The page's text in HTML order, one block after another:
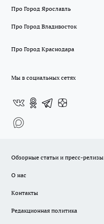
Про Город Ярославль
Про Город Владивосток
Про Город Краснодара
Мы в социальных сетях
Обзорные статьи и пресс-релизы
О нас
Контакты
Редакционная политика